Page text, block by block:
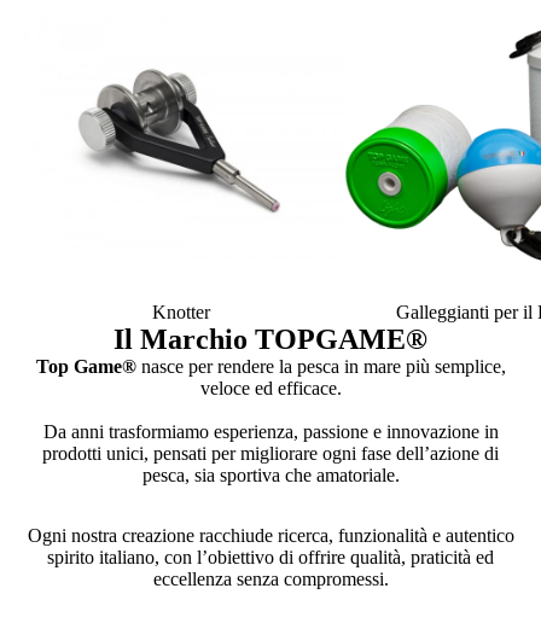
Knotter Galleggianti per il
Il Marchio TOPGAME®
Top Game®nasce per rendere la pesca in mare più semplice,
veloce ed efficace.
Da anni trasformiamo esperienza, passione e innovazione in
prodotti unici, pensati per migliorare ogni fase dell’azione di
pesca, sia sportiva che amatoriale.
Ogni nostra creazione racchiude ricerca, funzionalità e autentico
spirito italiano, con l’obiettivo di offrire qualità, praticità ed
eccellenza senza compromessi.